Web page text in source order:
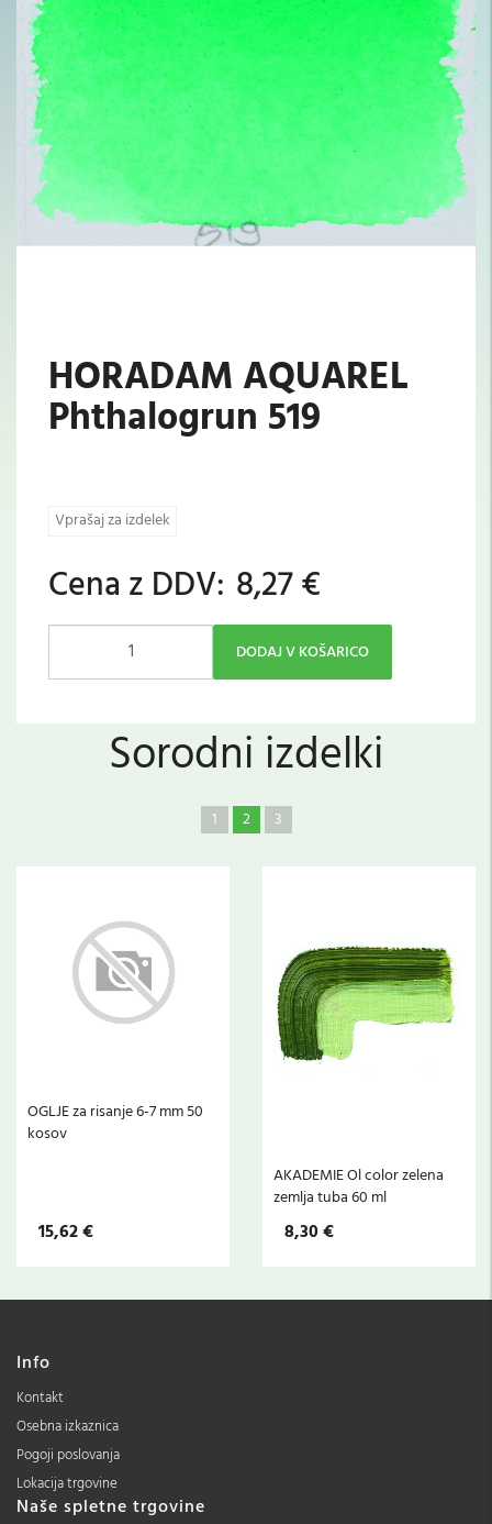
HORADAM AQUAREL
Phthalogrun 519
Vprašaj za izdelek
Cena z DDV: 8,27 €
DODAJ V KOŠARICO
Sorodni izdelki
1 2 3
OGLJE za risanje 6-7 mm 50
kosov
15,62 €
AKADEMIE Ol color zelena
zemlja tuba 60 ml
8,30 €
Info
Kontakt
Osebna izkaznica
Pogoji poslovanja
Lokacija trgovine
Naše spletne trgovine